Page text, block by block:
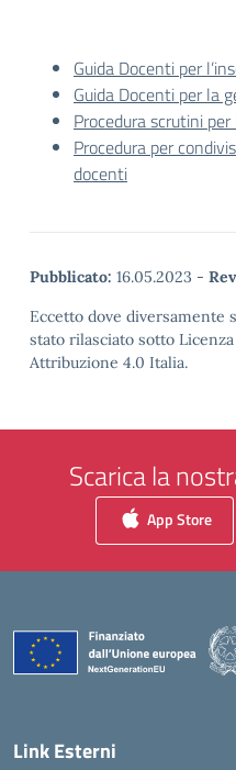
Guida Docenti per
Guida Docenti per la
Procedura scrutini
Procedura per
docenti
Pubblicato: 16.05.2023 -
Eccetto dove diversamente
stato rilasciato sotto
Attribuzione 4.0 Italia.
Scarica la
App Store
Link Esterni